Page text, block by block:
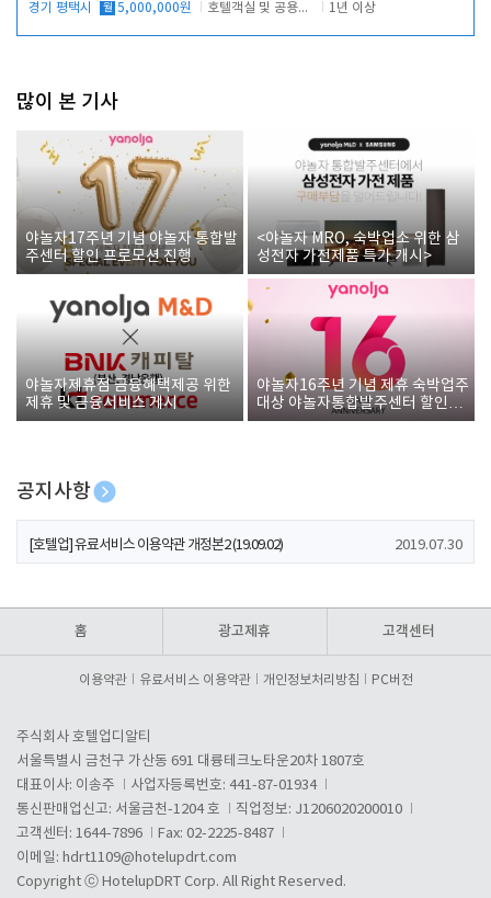
경기 평택시 월 5,000,000원 호텔객실 및 공용시설 청소 관리 1년 이상
많이 본 기사
야놀자17주년 기념 야놀자 통합발
주센터 할인 프로모션 진행
<야놀자 MRO, 숙박업소 위한 삼
성전자 가전제품 특가 개시>
야놀자제휴점 금융혜택제공 위한
제휴 및 금융서비스 게시
야놀자16주년 기념 제휴 숙박업주
대상 야놀자통합발주센터 할인쿠
폰 증정
공지사항
[호텔업] 개인정보 처리방침 개정본1 (19.09.02)
[호텔업] 유료서비스 이용약관 개정본2 (19.09.02) 2019.07.30
홈 광고제휴 고객센터
이용약관 유료서비스 이용약관 개인정보처리방침 PC버전
주식회사 호텔업디알티
서울특별시 금천구 가산동 691 대륭테크노타운20차 1807호
대표이사: 이송주
사업자등록번호: 441-87-01934
통신판매업신고: 서울금천-1204 호
직업정보: J1206020200010
고객센터: 1644-7896
Fax: 02-2225-8487
이메일: hdrt1109@hotelupdrt.com
Copyright ⓒ HotelupDRT Corp. All Right Reserved.